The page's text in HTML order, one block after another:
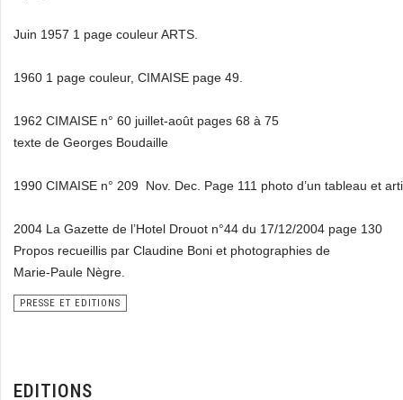
Juin 1957 1 page couleur ARTS.
1960 1 page couleur, CIMAISE page 49.
1962 CIMAISE n° 60 juillet-août pages 68 à 75
texte de Georges Boudaille
1990 CIMAISE n° 209 Nov. Dec. Page 111 photo d’un tableau et
2004 La Gazette de l’Hotel Drouot n°44 du 17/12/2004 page 130
Propos recueillis par Claudine Boni et photographies de
Marie-Paule Nègre.
PRESSE ET EDITIONS
EDITIONS